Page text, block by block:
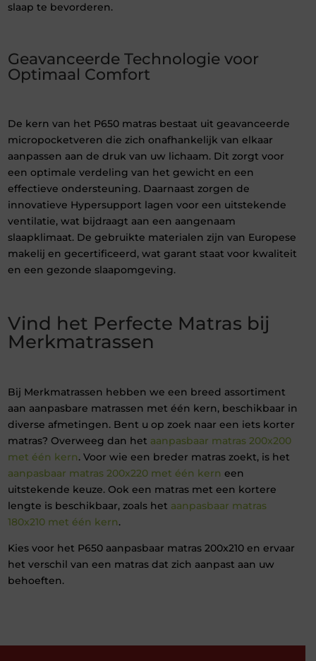
slaap te bevorderen.
Geavanceerde Technologie voor
Optimaal Comfort
De kern van het P650 matras bestaat uit geavanceerde
micropocketveren die zich onafhankelijk van elkaar
aanpassen aan de druk van uw lichaam. Dit zorgt voor
een optimale verdeling van het gewicht en een
effectieve ondersteuning. Daarnaast zorgen de
innovatieve Hypersupport lagen voor een uitstekende
ventilatie, wat bijdraagt aan een aangenaam
slaapklimaat. De gebruikte materialen zijn van Europese
makelij en gecertificeerd, wat garant staat voor kwaliteit
en een gezonde slaapomgeving.
Vind het Perfecte Matras bij
Merkmatrassen
Bij Merkmatrassen hebben we een breed assortiment
aan aanpasbare matrassen met één kern, beschikbaar in
diverse afmetingen. Bent u op zoek naar een iets korter
matras? Overweeg dan het aanpasbaar matras 200x200
met één kern. Voor wie een breder matras zoekt, is het
aanpasbaar matras 200x220 met één kern een
uitstekende keuze. Ook een matras met een kortere
lengte is beschikbaar, zoals het aanpasbaar matras
180x210 met één kern.
Kies voor het P650 aanpasbaar matras 200x210 en ervaar
het verschil van een matras dat zich aanpast aan uw
behoeften.